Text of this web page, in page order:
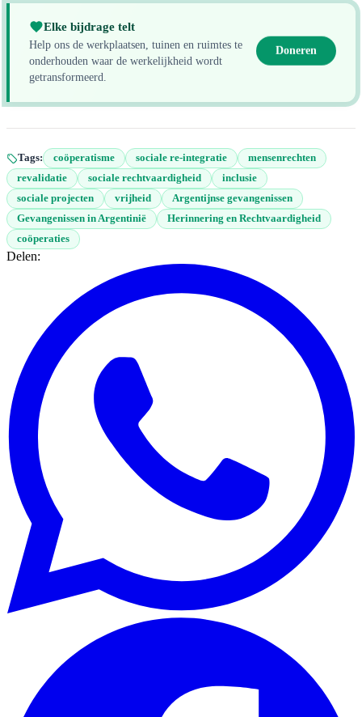
Elke bijdrage telt
Help ons de werkplaatsen, tuinen en ruimtes te
onderhouden waar de werkelijkheid wordt
getransformeerd.
Doneren
Tags: coöperatisme sociale re-integratie
mensenrechten
revalidatie
sociale rechtvaardigheid
inclusie
sociale projecten
vrijheid
Argentijnse gevangenissen
Gevangenissen in Argentinië
Herinnering en Rechtvaardigheid
coöperaties
Delen: